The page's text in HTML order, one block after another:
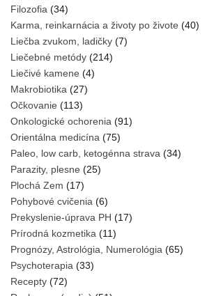
Filozofia (34)
Karma, reinkarnácia a životy po živote (40)
Liečba zvukom, ladičky (7)
Liečebné metódy (214)
Liečivé kamene (4)
Makrobiotika (27)
Očkovanie (113)
Onkologické ochorenia (91)
Orientálna medicína (75)
Paleo, low carb, ketogénna strava (34)
Parazity, plesne (25)
Plochá Zem (17)
Pohybové cvičenia (6)
Prekyslenie-úprava PH (17)
Prírodná kozmetika (11)
Prognózy, Astrológia, Numerológia (65)
Psychoterapia (33)
Recepty (72)